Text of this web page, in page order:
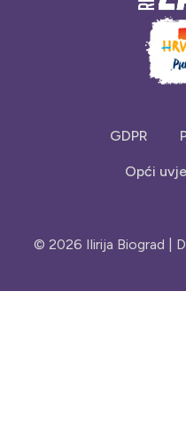
GDPR
Opći
© 2026 Ilirija Biograd |